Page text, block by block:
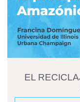
EL